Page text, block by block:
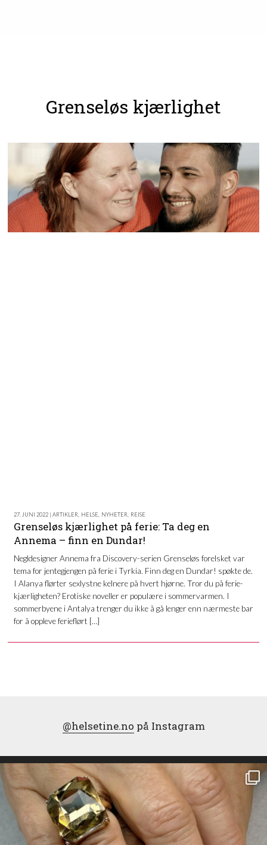
Grenseløs kjærlighet
27. JUNI 2022 | ARTIKLER HELSE NYHETER REISE
Grenseløs kjærlighet på ferie: Ta deg en
Annema – finn en Dundar!
Negldesigner Annema fra Discovery-serien Grenseløs forelsket var
tema for jentegjengen på ferie i Tyrkia. Finn deg en Dundar! spøkte de.
I Alanya flørter sexlystne kelnere på hvert hjørne. Tror du på ferie-
kjærligheten? Erotiske noveller er populære i sommervarmen. I
sommerbyene i Antalya trenger du ikke å gå lenger enn nærmeste bar
for å oppleve ferieflørt […]
@helsetine.no på Instagram